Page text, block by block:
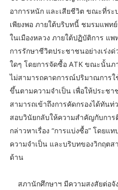
อาการหนัก และเสียชีวิต ขณะที่ระ
เพียงพอ ภายใต้บริบทนี้ ชมรมแพ
ในเมืองหลวง ภายใต้ปฏิบัติการ แ
การรักษาชีวิตประชาชนอย่างเร่ง
ใดๆ โดยการจัดซื้อ ATK ขณะนั้น
ไม่สามารถคาดการณ์ปริมาณการใ
ขึ้นตามความจำเป็น เพื่อให้ประช
สามารถเข้าถึงการคัดกรองได้ทันท่
สอบวินัยกลับให้ความสำคัญกับการ
กล่าวหาเรื่อง “การแบ่งซื้อ” โดยแ
ความจำเป็น และบริบทของวิกฤต
ด้าน
สภานักศึกษาฯ มีความสงสัยต่อจั